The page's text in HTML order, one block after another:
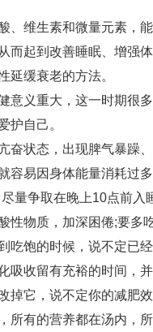
、维生素和微量元素，
而起到改善睡眠、增强
延缓衰老的方法。
意义重大，这一时期很
护自己。
奋状态，出现脾气暴躁
容易因身体能量消耗过
量争取在晚上10点前
性物质，加深困倦;要多
吃饱的时候，说不定已
吸收留有充裕的时间，
掉它，说不定你的减肥效
所有的营养都在汤内，